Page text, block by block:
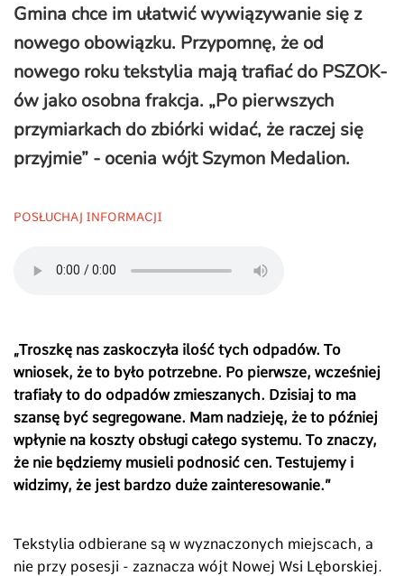
Gmina chce im ułatwić wywiązywanie się z
nowego obowiązku. Przypomnę, że od
nowego roku tekstylia mają trafiać do PSZOK-
ów jako osobna frakcja. „Po pierwszych
przymiarkach do zbiórki widać, że raczej się
przyjmie” - ocenia wójt Szymon Medalion.
POSŁUCHAJ INFORMACJI
„Troszkę nas zaskoczyła ilość tych odpadów. To
wniosek, że to było potrzebne. Po pierwsze, wcześniej
trafiały to do odpadów zmieszanych. Dzisiaj to ma
szansę być segregowane. Mam nadzieję, że to później
wpłynie na koszty obsługi całego systemu. To znaczy,
że nie będziemy musieli podnosić cen. Testujemy i
widzimy, że jest bardzo duże zainteresowanie.”
Tekstylia odbierane są w wyznaczonych miejscach, a
nie przy posesji - zaznacza wójt Nowej Wsi Lęborskiej.